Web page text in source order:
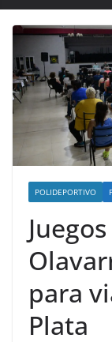
POLIDEPORTIVO
para
Plata